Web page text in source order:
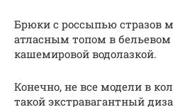
Брюки с россыпью стразов
атласным топом в
кашемировой водолазкой.
Конечно, не все модели в
такой экстравагантный